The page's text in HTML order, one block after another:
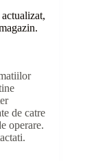
de catre
operare.